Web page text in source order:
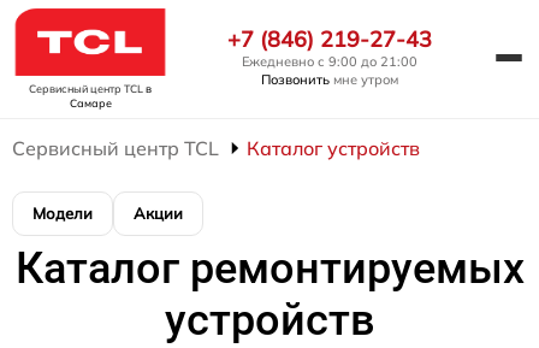
Сервисный центр TCL в
Самаре
+7 (846) 219-27-43
Ежедневно с 9:00 до 21:00
Позвонить мне утром
Сервисный центр TCL Каталог устройств
Модели Акции
Каталог ремонтируемых
устройств